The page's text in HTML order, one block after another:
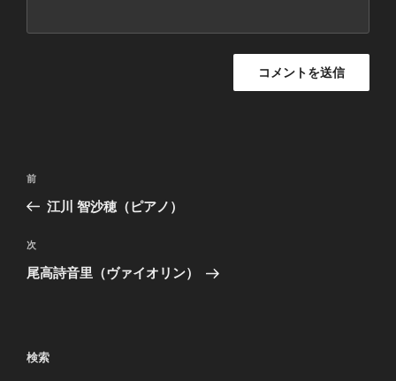
投
ビ
ゲ
ン
過
去
投
稿
前
江川 智沙穂（ピアノ）
次
の
次
尾高詩音里（ヴァイオリン）
検索